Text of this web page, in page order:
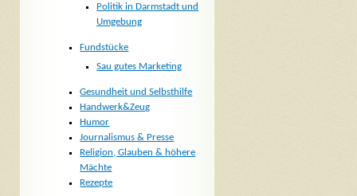
Politik in Darmstadt und
Umgebung
Fundstücke
Sau gutes Marketing
Gesundheit und Selbsthilfe
Handwerk&Zeug
Humor
Journalismus & Presse
Religion, Glauben & höhere
Mächte
Rezepte